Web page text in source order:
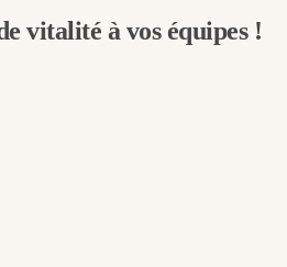
vitalité à vos équipes !